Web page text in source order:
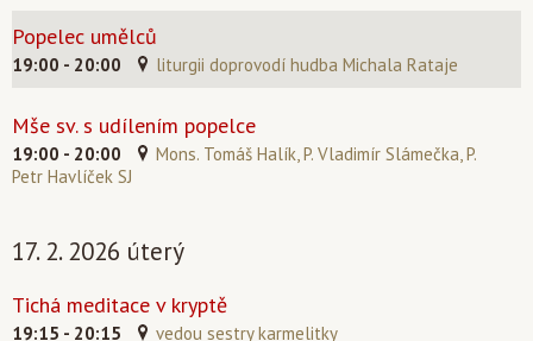
Popelec umělců
19:00 - 20:00 liturgii doprovodí hudba Michala Rataje
Mše sv. s udílením popelce
19:00 - 20:00
Mons. Tomáš Halík, P. Vladimír Slámečka, P.
Petr Havlíček SJ
17. 2. 2026 úterý
Tichá meditace v kryptě
19:15 - 20:15 vedou sestry karmelitky